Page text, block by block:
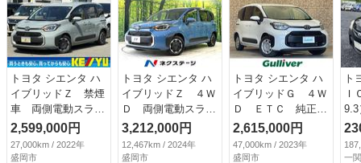
トヨタ シエンタ ハ
イブリッドＺ 禁煙
車 両側電動スライ
ドドア 全方位モニ
ター 名古屋仕入
れ 純正ディスプレ
2,599,000円
27,000km / 2022年
盛岡市
トヨタ シエンタ ハ
イブリッドＺ ４Ｗ
Ｄ 両側電動スライ
ドドア 純正１０．
５型ディスプレイオ
ーディオ 後席モニ
3,212,000円
12,467km / 2024年
盛岡市
トヨタ シエンタ ハ
イブリッドＧ ４Ｗ
Ｄ ＥＴＣ 純正ナ
ビ バックカメラ
両側パワースライド
ドア レーダークル
2,615,000円
47,000km / 2023年
盛岡市
ト
Ｉ
9.3
一